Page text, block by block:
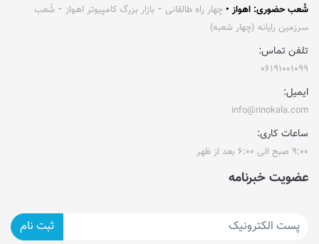
شُعب حضوری: اهواز • چهار راه طالقانی ⁃ بازار بزرگ کامپیوتر اهواز ⁃ شُعب
سرزمین رایانه (چهار شعبه)
تلفن تماس:
۰۶۱۹۱۰۰۱۰۹۹
ایمیل:
info@rinokala.com
ساعات کاری:
۹:۰۰ صبح الی ۶:۰۰ بعد از ظهر
عضویت خبرنامه
ثبت نام